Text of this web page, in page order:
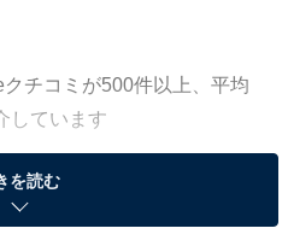
チコミが500件以上、平均
しています
者： All About ニュース お買
を読む